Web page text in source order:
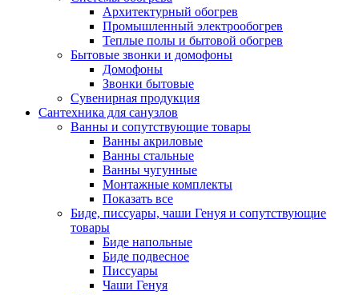
Архитектурный обогрев
Промышленный электрообогрев
Теплые полы и бытовой обогрев
Бытовые звонки и домофоны
Домофоны
Звонки бытовые
Сувенирная продукция
Сантехника для санузлов
Ванны и сопутствующие товары
Ванны акриловые
Ванны стальные
Ванны чугунные
Монтажные комплекты
Показать все
Биде, писсуары, чаши Генуя и сопутствующие
товары
Биде напольные
Биде подвесное
Писсуары
Чаши Генуя